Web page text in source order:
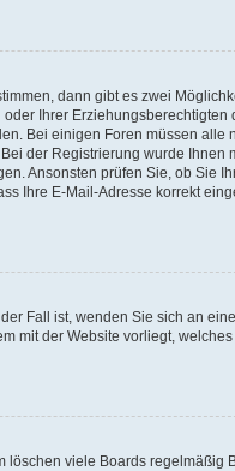
dann gibt es zwei
Ihrer Erziehungsberechtigten
Bei einigen Foren müssen alle
der Registrierung wurde Ihnen
Ansonsten prüfen Sie, ob Sie
Ihre E-Mail-Adresse korrekt
Fall ist, wenden Sie sich an
mit der Website vorliegt, welches
löschen viele Boards regelmäßig